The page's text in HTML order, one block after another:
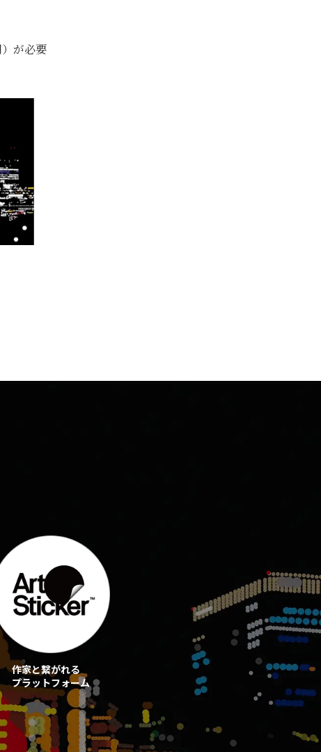
が必要
作家と繋がれる
プラットフォーム